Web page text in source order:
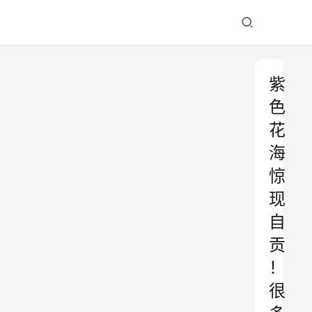
紫
色
花
海
惊
现
自
贡
！
很